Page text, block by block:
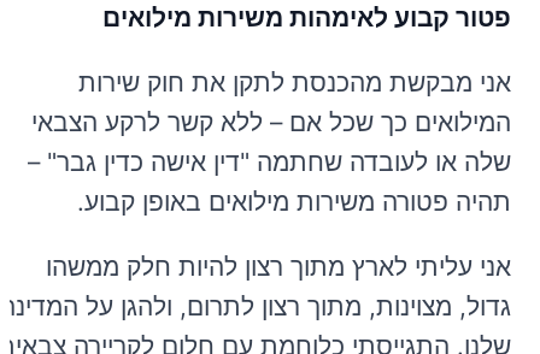
פטור קבוע לאימהות משירות מילואים
אני מבקשת מהכנסת לתקן את חוק שירות
המילואים כך שכל אם – ללא קשר לרקע הצבאי
שלה או לעובדה שחתמה "דין אישה כדין גבר" –
תהיה פטורה משירות מילואים באופן קבוע.
אני עליתי לארץ מתוך רצון להיות חלק ממשהו
גדול, מצוינות, מתוך רצון לתרום, ולהגן על המדינה
שלנו. התגייסתי כלוחמת עם חלום לקריירה